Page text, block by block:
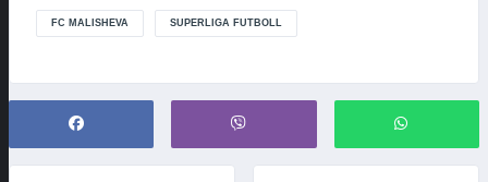
FC MALISHEVA SUPERLIGA FUTBOLL